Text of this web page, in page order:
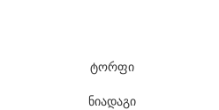
ტორფი
ნიადაგი